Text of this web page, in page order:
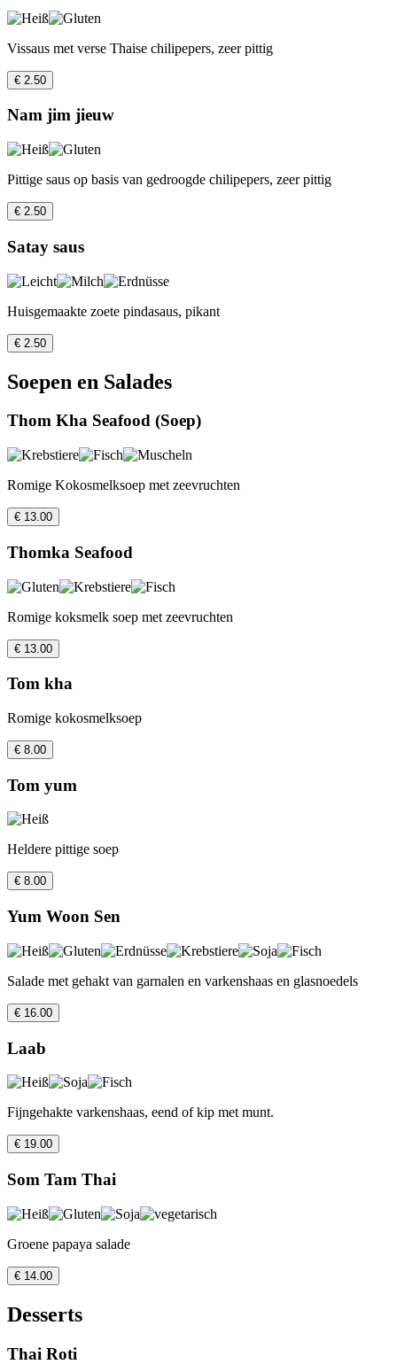
Vissaus met verse Thaise chilipepers, zeer pittig
€ 2.50
Nam jim jieuw
Pittige saus op basis van gedroogde chilipepers, zeer pittig
€ 2.50
Satay saus
Huisgemaakte zoete pindasaus, pikant
€ 2.50
Soepen en Salades
Thom Kha Seafood (Soep)
Romige Kokosmelksoep met zeevruchten
€ 13.00
Thomka Seafood
Romige koksmelk soep met zeevruchten
€ 13.00
Tom kha
Romige kokosmelksoep
€ 8.00
Tom yum
Heldere pittige soep
€ 8.00
Yum Woon Sen
Salade met gehakt van garnalen en varkenshaas en glasnoedels
€ 16.00
Laab
Fijngehakte varkenshaas, eend of kip met munt.
€ 19.00
Som Tam Thai
Groene papaya salade
€ 14.00
Desserts
Thai Roti